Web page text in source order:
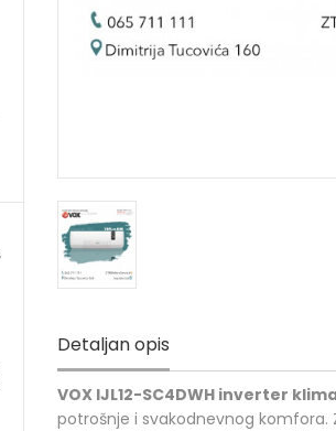
Detaljan opis
VOX IJL12-SC4DWH inverter
potrošnje i svakodnevnog